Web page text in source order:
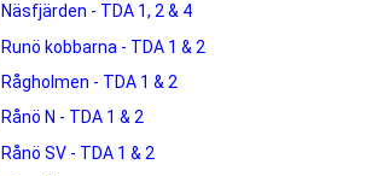
Näsfjärden - TDA 1, 2 & 4
Runö kobbarna - TDA 1 & 2
Rågholmen - TDA 1 & 2
Rånö N - TDA 1 & 2
Rånö SV - TDA 1 & 2